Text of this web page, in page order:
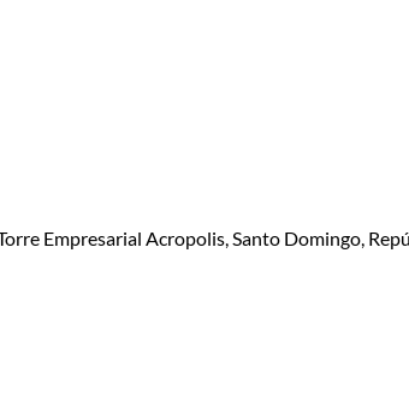
Empresarial Acropolis, Santo Domingo,